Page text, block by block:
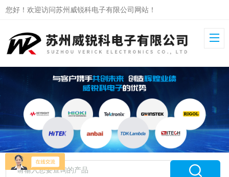
您好！欢迎访问苏州威锐科电子有限公司网站！